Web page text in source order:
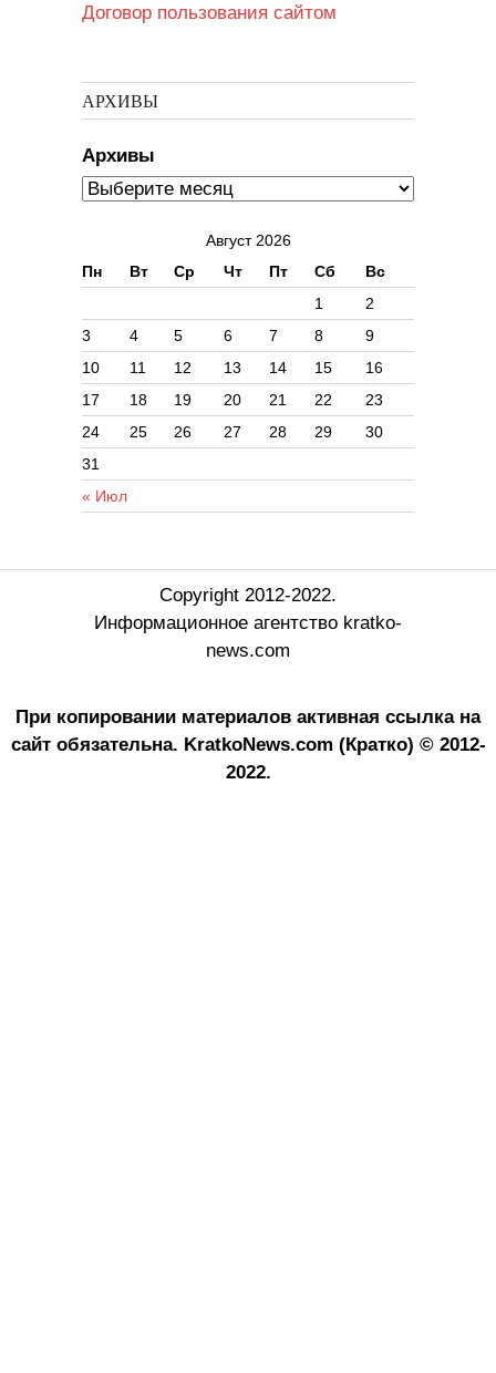
Договор пользования сайтом
АРХИВЫ
Архивы
Август 2026
Пн
Вт Ср Чт Пт Сб Вс
« Июл
1
2
3
4 5 6 7 8
9
10
11 12 13 14 15
16
17
18 19 20 21 22
23
24
25 26 27 28 29
30
31
Copyright 2012-2022.
Информационное агентство kratko-
news.com
При копировании материалов активная ссылка на
сайт обязательна. KratkoNews.com (Кратко) © 2012-
2022.